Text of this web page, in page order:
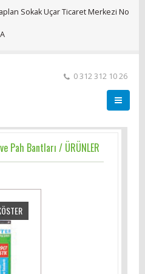
Sokak Uçar Ticaret Merkezi No
0 312 312 10 26
Pah Bantları / ÜRÜNLER